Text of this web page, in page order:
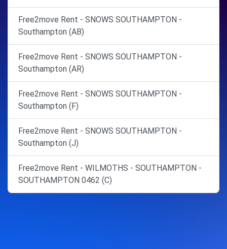
Free2move Rent - SNOWS SOUTHAMPTON -
Southampton (AB)
Free2move Rent - SNOWS SOUTHAMPTON -
Southampton (AR)
Free2move Rent - SNOWS SOUTHAMPTON -
Southampton (F)
Free2move Rent - SNOWS SOUTHAMPTON -
Southampton (J)
Free2move Rent - WILMOTHS - SOUTHAMPTON -
SOUTHAMPTON 0462 (C)